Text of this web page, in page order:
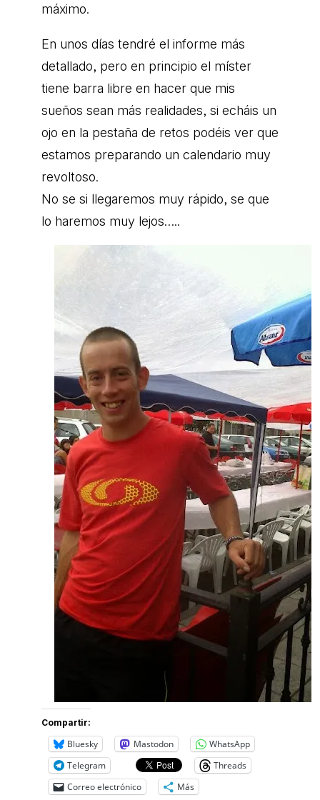
máximo.
En unos días tendré el informe más
detallado, pero en principio el míster
tiene barra libre en hacer que mis
sueños sean más realidades, si echáis un
ojo en la pestaña de retos podéis ver que
estamos preparando un calendario muy
revoltoso.
No se si llegaremos muy rápido, se que
lo haremos muy lejos…..
Compartir:
Bluesky Mastodon
WhatsApp
Telegram
Threads
Correo electrónico
Más